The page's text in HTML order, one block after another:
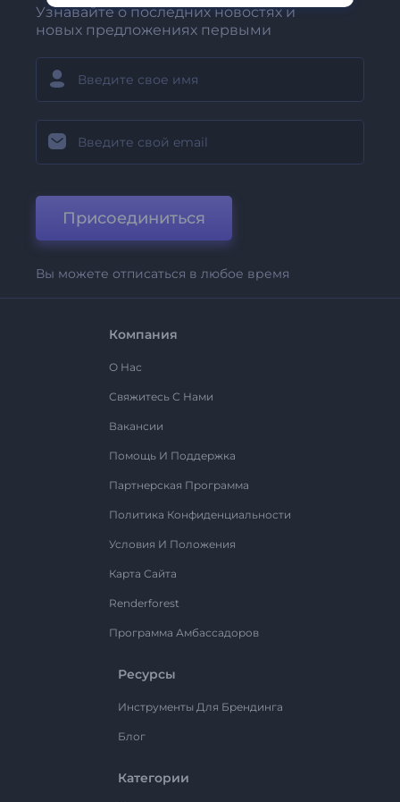
Узнавайте о последних новостях и
новых предложениях первыми
Присоединиться
Вы можете отписаться в любое время
Компания
О Нас
Свяжитесь С Нами
Вакансии
Помощь И Поддержка
Партнерская Программа
Политика Конфиденциальности
Условия И Положения
Карта Сайта
Renderforest
Программа Амбассадоров
Ресурсы
Инструменты Для Брендинга
Блог
Категории